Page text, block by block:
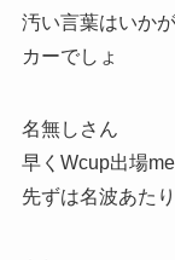
汚い言葉はいか
カーでしょ
名無しさん
早くWcup出場
先ずは名波あたり